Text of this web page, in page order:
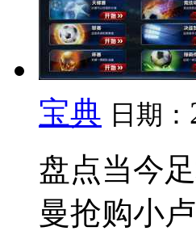
宝典 日期：
盘点当今
曼抢购小